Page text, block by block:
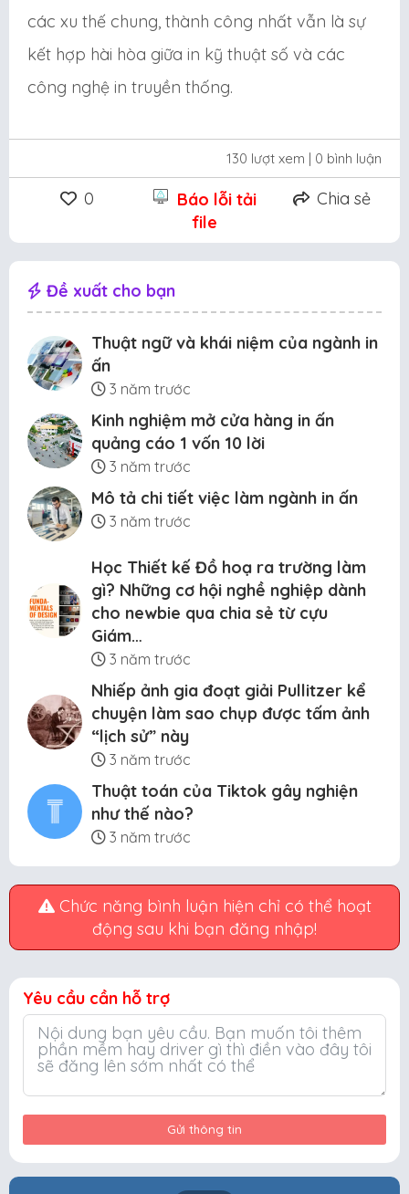
các xu thế chung, thành công nhất vẫn là sự
kết hợp hài hòa giữa in kỹ thuật số và các
công nghệ in truyền thống.
130 lượt xem | 0 bình luận
0
Báo lỗi tải
file
Chia sẻ
Đề xuất cho bạn
Thuật ngữ và khái niệm của ngành in
ấn
3 năm trước
Kinh nghiệm mở cửa hàng in ấn
quảng cáo 1 vốn 10 lời
3 năm trước
Mô tả chi tiết việc làm ngành in ấn
3 năm trước
Học Thiết kế Đồ hoạ ra trường làm
gì? Những cơ hội nghề nghiệp dành
cho newbie qua chia sẻ từ cựu
Giám…
3 năm trước
Nhiếp ảnh gia đoạt giải Pullitzer kể
chuyện làm sao chụp được tấm ảnh
“lịch sử” này
3 năm trước
Thuật toán của Tiktok gây nghiện
như thế nào?
3 năm trước
Chức năng bình luận hiện chỉ có thể hoạt
động sau khi bạn đăng nhập!
Yêu cầu cần hỗ trợ
Gửi thông tin